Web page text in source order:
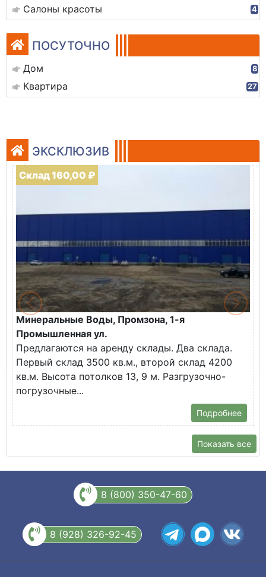
Салоны красоты 4
ПОСУТОЧНО
Дом 8
Квартира 27
ЭКСКЛЮЗИВ
Склад 160,00 ₽
Минеральные Воды, Промзона, 1-я
Промышленная ул.
Предлагаются на аренду склады. Два склада.
Первый склад 3500 кв.м., второй склад 4200
кв.м. Высота потолков 13, 9 м. Разгрузочно-
погрузочные...
Подробнее
Показать все
8 (800) 350-47-60
8 (928) 326-92-45